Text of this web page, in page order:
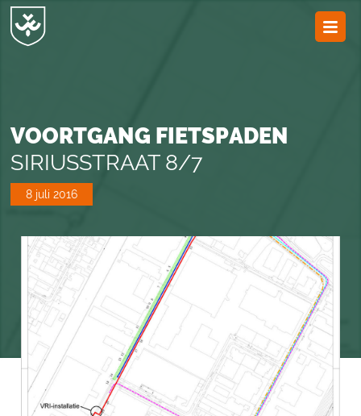
VOORTGANG FIETSPADEN
SIRIUSSTRAAT 8/7
8 juli 2016